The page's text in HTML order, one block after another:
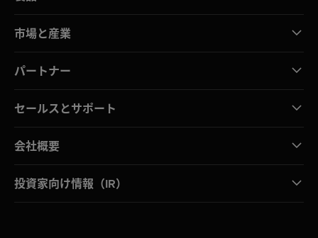
市場と産業
パートナー
セールスとサポート
会社概要
投資家向け情報（IR）